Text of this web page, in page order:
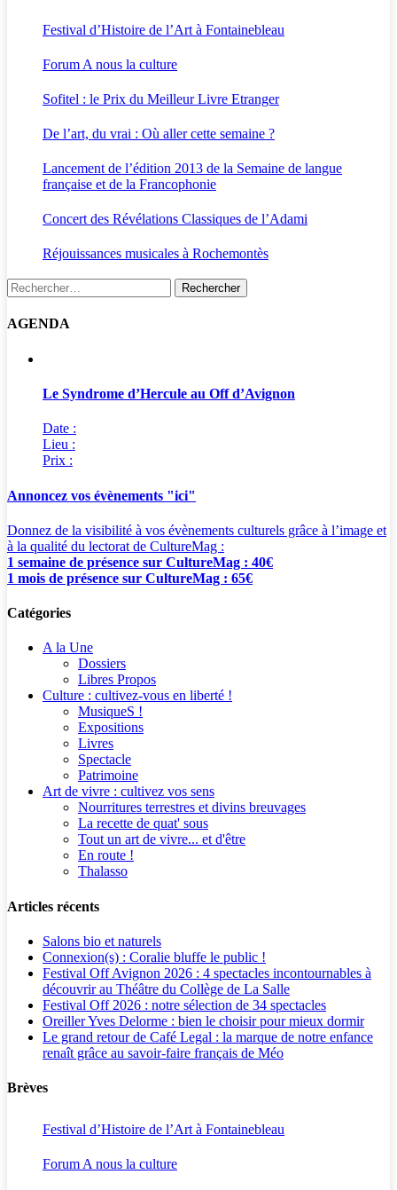
Festival d’Histoire de l’Art à Fontainebleau
Forum A nous la culture
Sofitel : le Prix du Meilleur Livre Etranger
De l’art, du vrai : Où aller cette semaine ?
Lancement de l’édition 2013 de la Semaine de langue
française et de la Francophonie
Concert des Révélations Classiques de l’Adami
Réjouissances musicales à Rochemontès
Rechercher :
AGENDA
Le Syndrome d’Hercule au Off d’Avignon
Date :
Lieu :
Prix :
Annoncez vos évènements "ici"
Donnez de la visibilité à vos évènements culturels grâce à l’image et
à la qualité du lectorat de CultureMag :
1 semaine de présence sur CultureMag : 40€
1 mois de présence sur CultureMag : 65€
Catégories
A la Une
Dossiers
Libres Propos
Culture : cultivez-vous en liberté !
MusiqueS !
Expositions
Livres
Spectacle
Patrimoine
Art de vivre : cultivez vos sens
Nourritures terrestres et divins breuvages
La recette de quat' sous
Tout un art de vivre... et d'être
En route !
Thalasso
Articles récents
Salons bio et naturels
Connexion(s) : Coralie bluffe le public !
Festival Off Avignon 2026 : 4 spectacles incontournables à
découvrir au Théâtre du Collège de La Salle
Festival Off 2026 : notre sélection de 34 spectacles
Oreiller Yves Delorme : bien le choisir pour mieux dormir
Le grand retour de Café Legal : la marque de notre enfance
renaît grâce au savoir-faire français de Méo
Brèves
Festival d’Histoire de l’Art à Fontainebleau
Forum A nous la culture